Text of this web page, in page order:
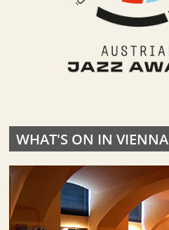
WHAT'S ON IN VIENNA